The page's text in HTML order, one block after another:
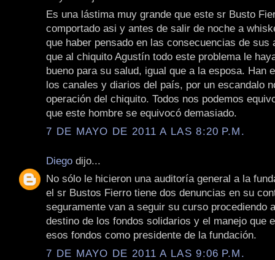
Es una lástima muy grande que este sr Busto
comportado asi y antes de salir de noche a
que haber pensado en las consecuencias de sus
que al chiquito Agustín todo este problema le
bueno para su salud, igual que a la esposa. Han
los canales y diarios del país, por un escandalo
operación del chiquito. Todos nos podemos
que este hombre se equivocó demasiado.
7 DE MAYO DE 2011 A LAS 8:20 P.M.
Diego dijo...
No sólo le hicieron una auditoría general a la
el sr Bustos Fierro tiene dos denuncias en su
seguramente van a seguir su curso procediendo
destino de los fondos solidarios y el manejo que
esos fondos como presidente de la fundación.
7 DE MAYO DE 2011 A LAS 9:06 P.M.